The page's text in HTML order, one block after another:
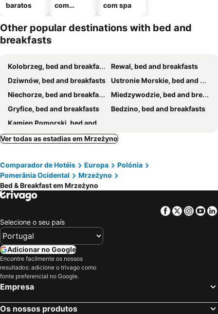
baratos
com
com spa
Other popular destinations with bed and
breakfasts
Kolobrzeg, bed and breakfasts
Rewal, bed and breakfasts
Dziwnów, bed and breakfasts
Ustronie Morskie, bed and breakfasts
Niechorze, bed and breakfasts
Miedzywodzie, bed and breakfasts
Gryfice, bed and breakfasts
Bedzino, bed and breakfasts
Kamien Pomorski, bed and breakfasts
Ver todas as estadias em Mrzeżyno
Comparador de Hotéis Europa
Polónia
Pomerânia Ocidental
Mrzeżyno
Bed & Breakfast em Mrzeżyno
Facebook
Twitter
Selecione o seu país
Adicionar no Google
Encontre facilmente os nossos
resultados: adicione o trivago como
fonte preferencial no Google.
Empresa
Os nossos produtos